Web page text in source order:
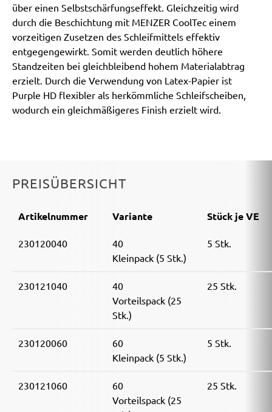
über einen Selbstschärfungseffekt. Gleichzeitig wird
durch die Beschichtung mit MENZER CoolTec einem
vorzeitigen Zusetzen des Schleifmittels effektiv
entgegengewirkt. Somit werden deutlich höhere
Standzeiten bei gleichbleibend hohem Materialabtrag
erzielt. Durch die Verwendung von Latex-Papier ist
Purple HD flexibler als herkömmliche Schleifscheiben,
wodurch ein gleichmäßigeres Finish erzielt wird.
PREISÜBERSICHT
Artikelnummer Variante Stück je VE
230120040
40
Kleinpack (5 Stk.)
5 Stk.
230121040
40
Vorteilspack (25
Stk.)
25 Stk.
230120060
60
Kleinpack (5 Stk.)
5 Stk.
230121060
60
Vorteilspack (25
25 Stk.